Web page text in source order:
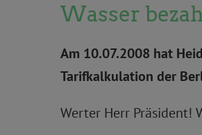
Wasser
Am 10.07.2008 hat
Tarifkalkulation der
Werter Herr Präsident!